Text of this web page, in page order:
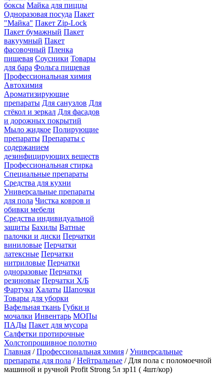
боксы Майка для пиццы
Одноразовая посуда Пакет
"Майка" Пакет Zip-Lock
Пакет бумажный Пакет
вакуумный Пакет
фасовочный Пленка
пищевая Соусники Товары
для бара Фольга пищевая
Профессиональная химия
Автохимия
Ароматизирующие
препараты Для санузлов Для
стёкол и зеркал Для фасадов
и дорожных покрытий
Мыло жидкое Полирующие
препараты Препараты с
содержанием
дезинфицирующих веществ
Профессиональная стирка
Специальные препараты
Средства для кухни
Универсальные препараты
для пола Чистка ковров и
обивки мебели
Средства индивидуальной
защиты Бахилы Ватные
палочки и диски Перчатки
виниловые Перчатки
латексные Перчатки
нитриловые Перчатки
одноразовые Перчатки
резиновые Перчатки Х/Б
Фартуки Халаты Шапочки
Товары для уборки
Вафельная ткань Губки и
мочалки Инвентарь МОПы
ПАДы Пакет для мусора
Салфетки протирочные
Холстопрошивное полотно
Главная /Профессиональная химия /Универсальные
препараты для пола /Нейтральные / Для пола с поломоечной
машиной и ручной Profit Strong 5л зр11 ( 4шт/кор)